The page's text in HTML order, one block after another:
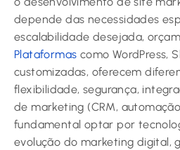
depende das necessidades
escalabilidade desejada,
Plataformas como WordPress,
customizadas, oferecem
flexibilidade, segurança,
de marketing (CRM,
fundamental optar por
evolução do marketing digital,